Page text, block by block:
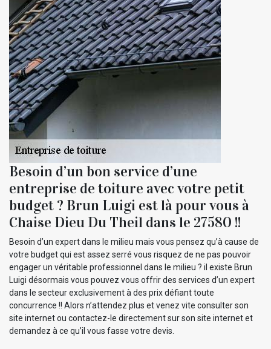
Besoin d’un bon service d’une
entreprise de toiture avec votre petit
budget ? Brun Luigi est là pour vous à
Chaise Dieu Du Theil dans le 27580 !!
Besoin d’un expert dans le milieu mais vous pensez qu’à cause de
votre budget qui est assez serré vous risquez de ne pas pouvoir
engager un véritable professionnel dans le milieu ? il existe Brun
Luigi désormais vous pouvez vous offrir des services d’un expert
dans le secteur exclusivement à des prix défiant toute
concurrence !! Alors n’attendez plus et venez vite consulter son
site internet ou contactez-le directement sur son site internet et
demandez à ce qu’il vous fasse votre devis.